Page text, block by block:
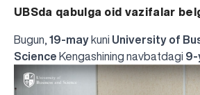
UBSda qabulga oid vazifalar
Bugun, 19-may kuni University of
Science Kengashining navbatdagi 9-